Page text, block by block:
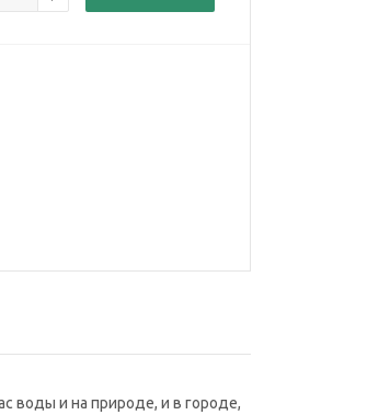
воды и на природе, и в городе,